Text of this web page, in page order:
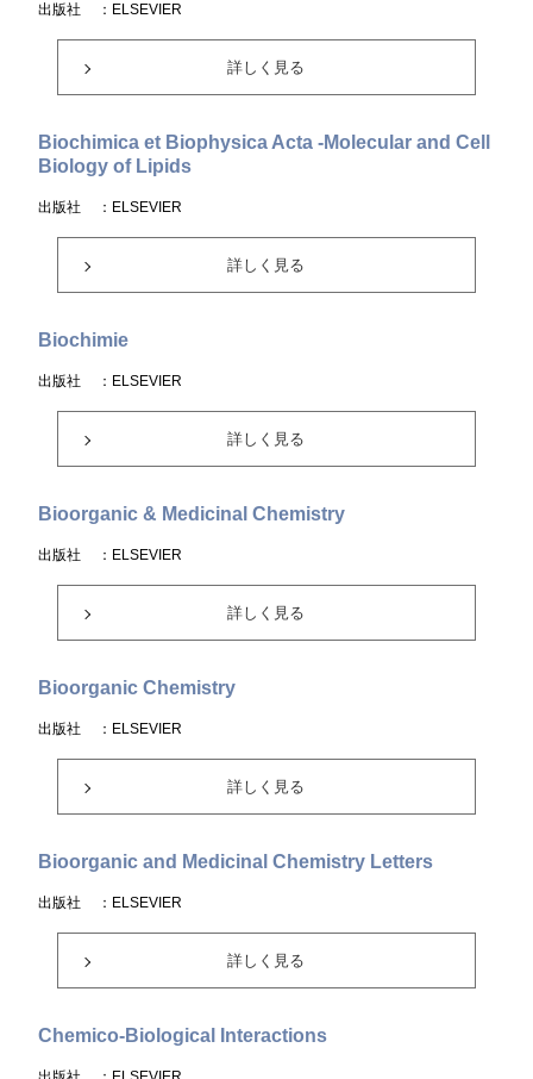
出版社 ：ELSEVIER
詳しく見る
Biochimica et Biophysica Acta -Molecular and Cell
Biology of Lipids
出版社 ：ELSEVIER
詳しく見る
Biochimie
出版社 ：ELSEVIER
詳しく見る
Bioorganic & Medicinal Chemistry
出版社 ：ELSEVIER
詳しく見る
Bioorganic Chemistry
出版社 ：ELSEVIER
詳しく見る
Bioorganic and Medicinal Chemistry Letters
出版社 ：ELSEVIER
詳しく見る
Chemico-Biological Interactions